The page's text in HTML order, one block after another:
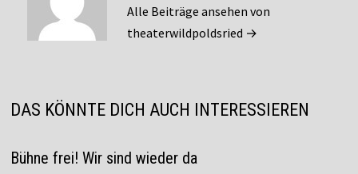
Alle Beiträge ansehen von
theaterwildpoldsried →
DAS KÖNNTE DICH AUCH INTERESSIEREN
Bühne frei! Wir sind wieder da